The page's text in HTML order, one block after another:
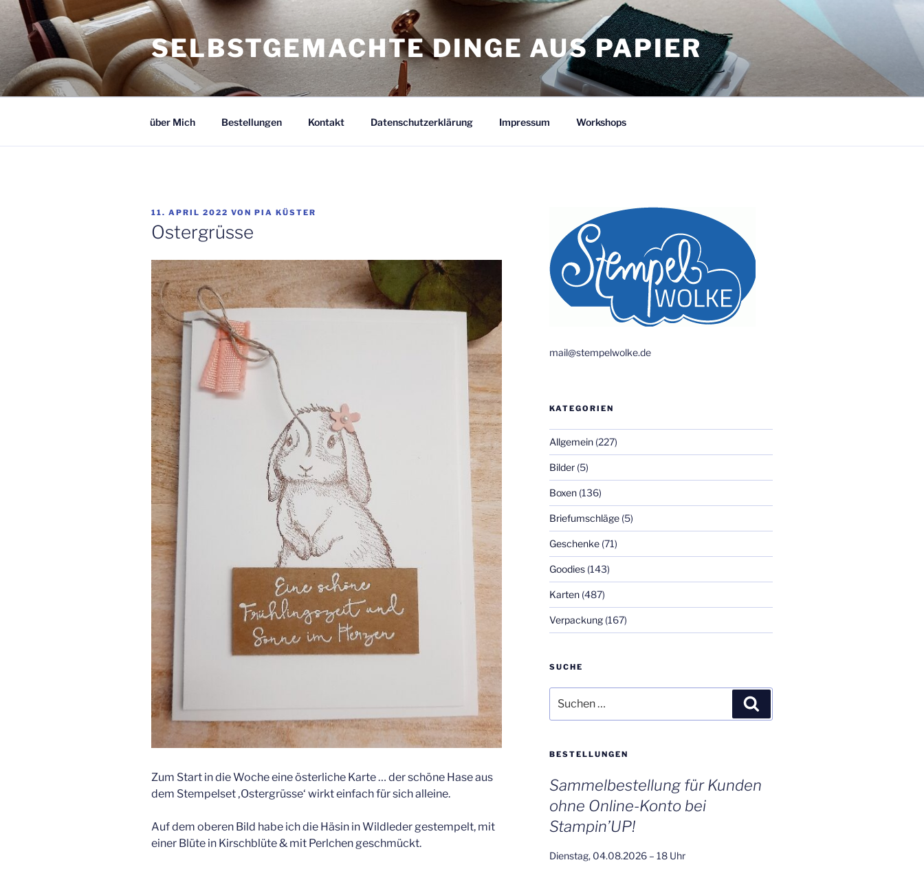
Zum
Inhalt
springen
SELBSTGEMACHTE DINGE AUS PAPIER
über Mich Bestellungen Kontakt Datenschutzerklärung Impressum Workshops
VERÖFFENTLICHT
AM
11. APRIL 2022 VON PIA KÜSTER
Ostergrüsse
Zum Start in die Woche eine österliche Karte … der schöne Hase aus
dem Stempelset ‚Ostergrüsse‘ wirkt einfach für sich alleine.
Auf dem oberen Bild habe ich die Häsin in Wildleder gestempelt, mit
einer Blüte in Kirschblüte & mit Perlchen geschmückt.
mail@stempelwolke.de
KATEGORIEN
Allgemein(227)
Bilder(5)
Boxen(136)
Briefumschläge(5)
Geschenke(71)
Goodies(143)
Karten(487)
Verpackung(167)
SUCHE
nach:
BESTELLUNGEN
Sammelbestellung für Kunden
ohne Online-Konto bei
Stampin’UP!
Dienstag, 04.08.2026 – 18 Uhr